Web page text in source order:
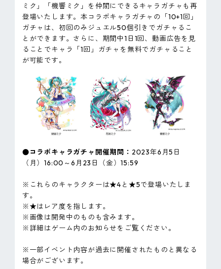
ミク」「機響ミク」を仲間にできるキャラガチャも再
登場いたします。本コラボキャラガチャの「10+1回」
ガチャは、初回のみジュエル50個引きでガチャるこ
とができます。さらに、期間中1日1回、動画広告を見
ることでキャラ「1回」ガチャを無料でガチャること
が可能です。
●コラボキャラガチャ開催期間： 2023年6月5日
（月）16:00～6月23日（金）15:59
※これらのキャラクターは★4と★5で登場いたしま
す。
※★はレア度を指します。
※画像は開発中のものも含みます。
※詳細はゲーム内のお知らせをご覧ください。
※一部イベント内容が過去に開催されたものと異なる
場合がございます。